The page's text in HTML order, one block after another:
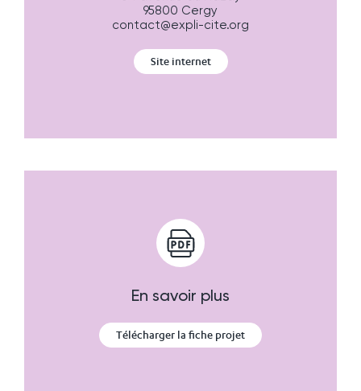
95800 Cergy
contact@expli-cite.org
Site internet
En savoir plus
Télécharger la fiche projet